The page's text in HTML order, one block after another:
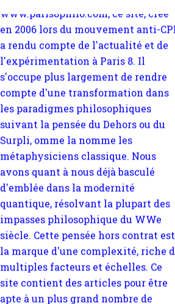
compte d'une transformation dans
les paradigmes philosophiques
suivant la pensée du Dehors ou du
Surpli, omme la nomme les
métaphysiciens classique. Nous
avons quant à nous déjà basculé
d'emblée dans la modernité
quantique, résolvant la plupart des
impasses philosophique du WWe
siècle. Cette pensée hors contrat est
la marque d'une complexité, riche de
multiples facteurs et échelles. Ce
site contient des articles pour être
apte à un plus grand nombre de
choses.